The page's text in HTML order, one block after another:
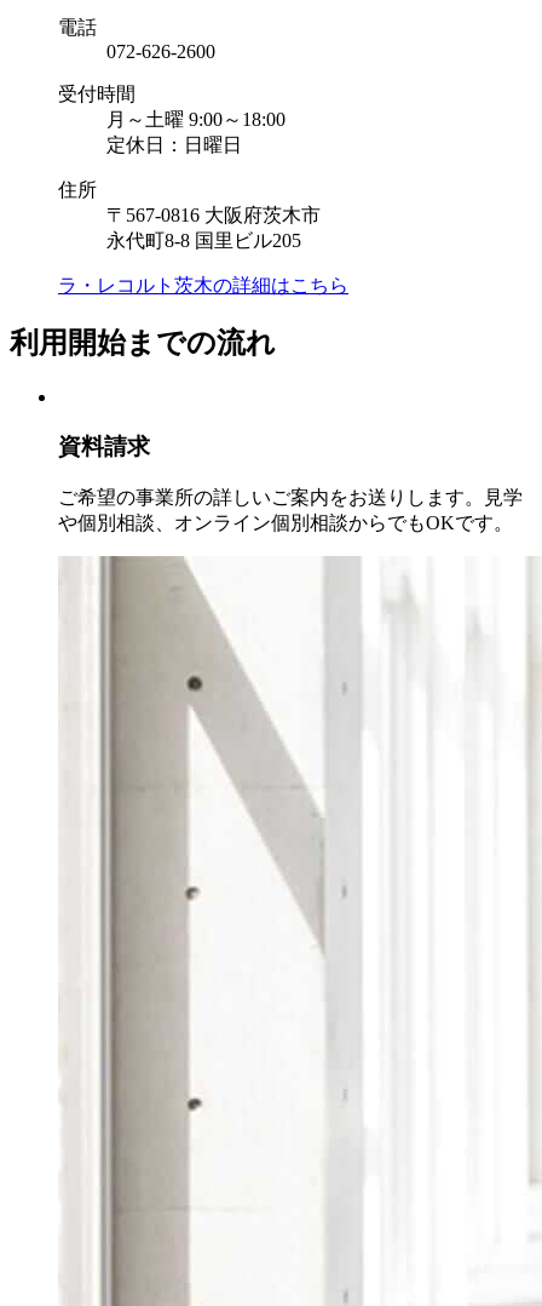
電話
072-626-2600
受付時間
月～土曜 9:00～18:00
定休日：日曜日
住所
〒567-0816 大阪府茨木市
永代町8-8 国里ビル205
ラ・レコルト茨木の詳細はこちら
利用開始までの流れ
資料請求
ご希望の事業所の詳しいご案内をお送りします。見学
や個別相談、オンライン個別相談からでもOKです。